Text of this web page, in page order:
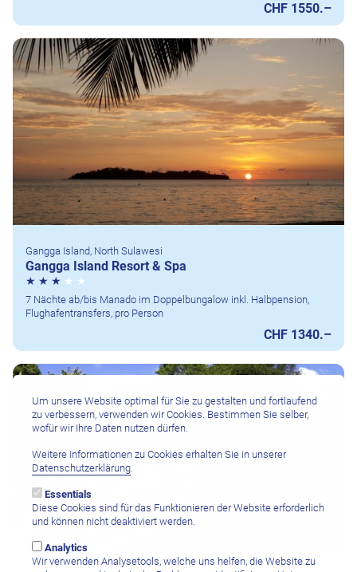
CHF 1550.–
Gangga Island, North Sulawesi
Gangga Island Resort & Spa
7 Nächte ab/bis Manado im Doppelbungalow inkl. Halbpension,
Flughafentransfers, pro Person
CHF 1340.–
Um unsere Website optimal für Sie zu gestalten und fortlaufend
zu verbessern, verwenden wir Cookies. Bestimmen Sie selber,
wofür wir Ihre Daten nutzen dürfen.
Weitere Informationen zu Cookies erhalten Sie in unserer
Datenschutzerklärung
Essentials
Diese Cookies sind für das Funktionieren der Website erforderlich
und können nicht deaktiviert werden.
Analytics
Wir verwenden Analysetools, welche uns helfen, die Website zu